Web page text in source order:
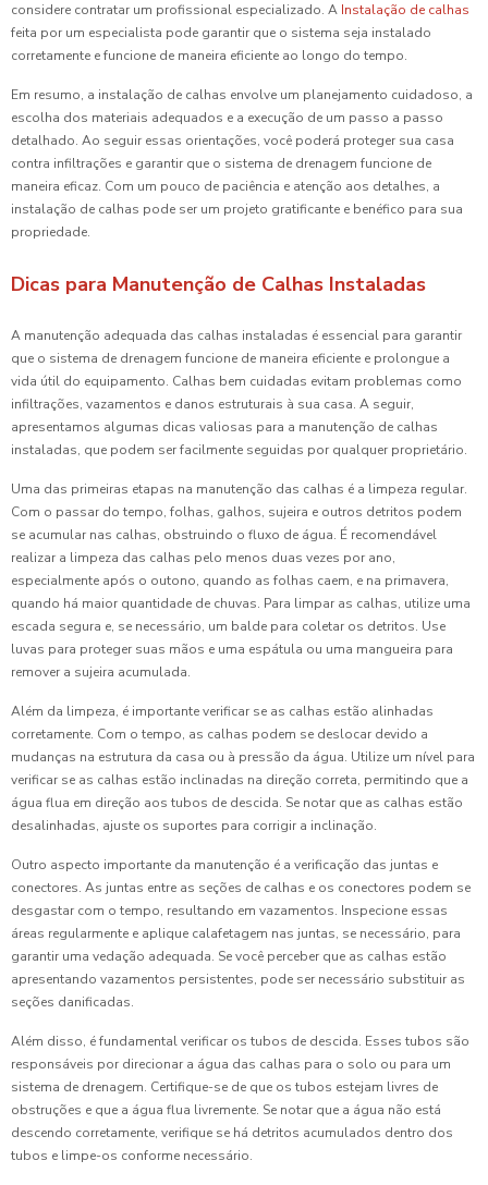
considere contratar um profissional especializado. A Instalação de calhas
feita por um especialista pode garantir que o sistema seja instalado
corretamente e funcione de maneira eficiente ao longo do tempo.
Em resumo, a instalação de calhas envolve um planejamento cuidadoso, a
escolha dos materiais adequados e a execução de um passo a passo
detalhado. Ao seguir essas orientações, você poderá proteger sua casa
contra infiltrações e garantir que o sistema de drenagem funcione de
maneira eficaz. Com um pouco de paciência e atenção aos detalhes, a
instalação de calhas pode ser um projeto gratificante e benéfico para sua
propriedade.
Dicas para Manutenção de Calhas Instaladas
A manutenção adequada das calhas instaladas é essencial para garantir
que o sistema de drenagem funcione de maneira eficiente e prolongue a
vida útil do equipamento. Calhas bem cuidadas evitam problemas como
infiltrações, vazamentos e danos estruturais à sua casa. A seguir,
apresentamos algumas dicas valiosas para a manutenção de calhas
instaladas, que podem ser facilmente seguidas por qualquer proprietário.
Uma das primeiras etapas na manutenção das calhas é a limpeza regular.
Com o passar do tempo, folhas, galhos, sujeira e outros detritos podem
se acumular nas calhas, obstruindo o fluxo de água. É recomendável
realizar a limpeza das calhas pelo menos duas vezes por ano,
especialmente após o outono, quando as folhas caem, e na primavera,
quando há maior quantidade de chuvas. Para limpar as calhas, utilize uma
escada segura e, se necessário, um balde para coletar os detritos. Use
luvas para proteger suas mãos e uma espátula ou uma mangueira para
remover a sujeira acumulada.
Além da limpeza, é importante verificar se as calhas estão alinhadas
corretamente. Com o tempo, as calhas podem se deslocar devido a
mudanças na estrutura da casa ou à pressão da água. Utilize um nível para
verificar se as calhas estão inclinadas na direção correta, permitindo que a
água flua em direção aos tubos de descida. Se notar que as calhas estão
desalinhadas, ajuste os suportes para corrigir a inclinação.
Outro aspecto importante da manutenção é a verificação das juntas e
conectores. As juntas entre as seções de calhas e os conectores podem se
desgastar com o tempo, resultando em vazamentos. Inspecione essas
áreas regularmente e aplique calafetagem nas juntas, se necessário, para
garantir uma vedação adequada. Se você perceber que as calhas estão
apresentando vazamentos persistentes, pode ser necessário substituir as
seções danificadas.
Além disso, é fundamental verificar os tubos de descida. Esses tubos são
responsáveis por direcionar a água das calhas para o solo ou para um
sistema de drenagem. Certifique-se de que os tubos estejam livres de
obstruções e que a água flua livremente. Se notar que a água não está
descendo corretamente, verifique se há detritos acumulados dentro dos
tubos e limpe-os conforme necessário.